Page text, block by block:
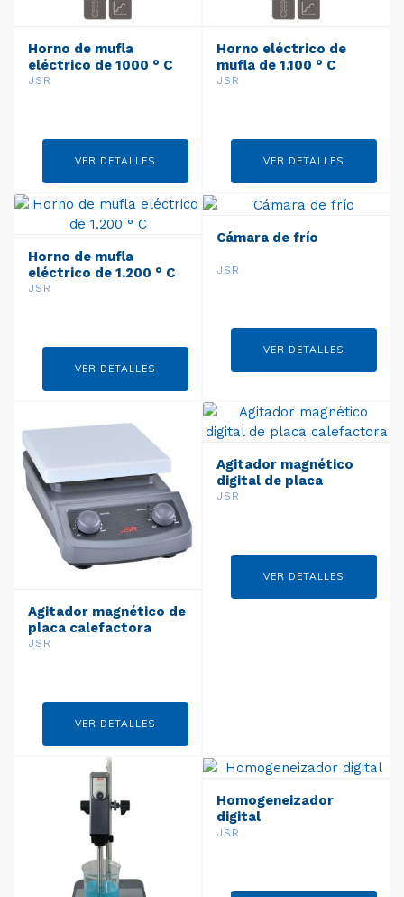
Horno de mufla
eléctrico de 1000 ° C
JSR
VER DETALLES
Horno eléctrico de
mufla de 1.100 ° C
JSR
VER DETALLES
Horno de mufla
eléctrico de 1.200 ° C
JSR
VER DETALLES
Cámara de frío
JSR
VER DETALLES
Agitador magnético de
placa calefactora
analógica
JSR
VER DETALLES
Agitador magnético
digital de placa
calefactora
JSR
VER DETALLES
Homogeneizador
digital
JSR